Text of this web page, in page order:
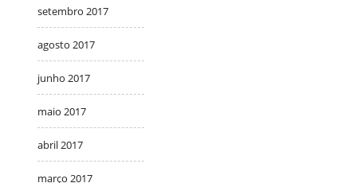
setembro 2017
agosto 2017
junho 2017
maio 2017
abril 2017
março 2017